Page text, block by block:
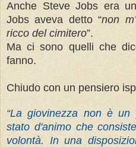
Anche Steve Jobs era
Jobs aveva detto “non
ricco del cimitero”.
Ma ci sono quelli che
fanno.
Chiudo con un pensiero
“La giovinezza non è
stato d'animo che
volontà. In una